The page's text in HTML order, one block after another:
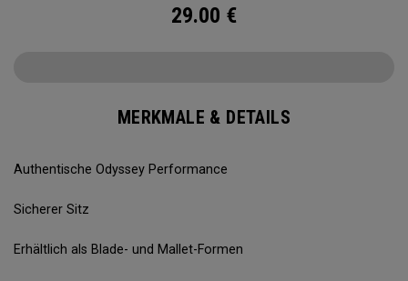
29.00 €
MERKMALE & DETAILS
Authentische Odyssey Performance
Sicherer Sitz
Erhältlich als Blade- und Mallet-Formen